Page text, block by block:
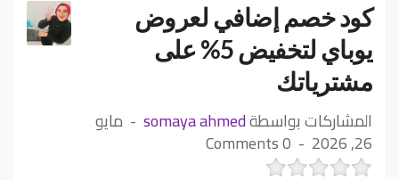
كود خصم إضافي لعروض
يوباي لتخفيض 5% على
مشترياتك
المشاركات بواسطةsomaya ahmed مايو
26, 2026
0 Comments